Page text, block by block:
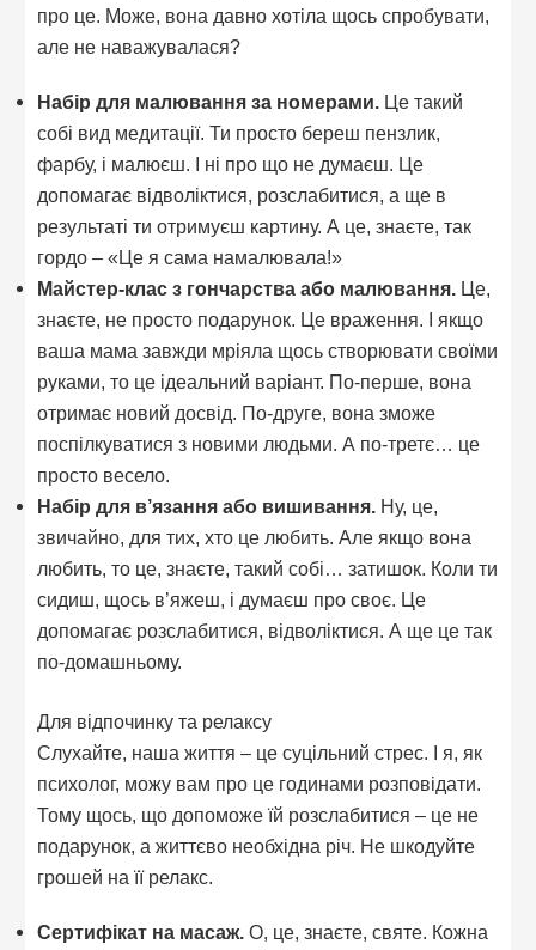
про це. Може, вона давно хотіла щось спробувати,
але не наважувалася?
Набір для малювання за номерами. Це такий
собі вид медитації. Ти просто береш пензлик,
фарбу, і малюєш. І ні про що не думаєш. Це
допомагає відволіктися, розслабитися, а ще в
результаті ти отримуєш картину. А це, знаєте, так
гордо – «Це я сама намалювала!»
Майстер-клас з гончарства або малювання. Це,
знаєте, не просто подарунок. Це враження. І якщо
ваша мама завжди мріяла щось створювати своїми
руками, то це ідеальний варіант. По-перше, вона
отримає новий досвід. По-друге, вона зможе
поспілкуватися з новими людьми. А по-третє… це
просто весело.
Набір для в’язання або вишивання. Ну, це,
звичайно, для тих, хто це любить. Але якщо вона
любить, то це, знаєте, такий собі… затишок. Коли ти
сидиш, щось в’яжеш, і думаєш про своє. Це
допомагає розслабитися, відволіктися. А ще це так
по-домашньому.
Для відпочинку та релаксу
Слухайте, наша життя – це суцільний стрес. І я, як
психолог, можу вам про це годинами розповідати.
Тому щось, що допоможе їй розслабитися – це не
подарунок, а життєво необхідна річ. Не шкодуйте
грошей на її релакс.
Сертифікат на масаж. О, це, знаєте, святе. Кожна